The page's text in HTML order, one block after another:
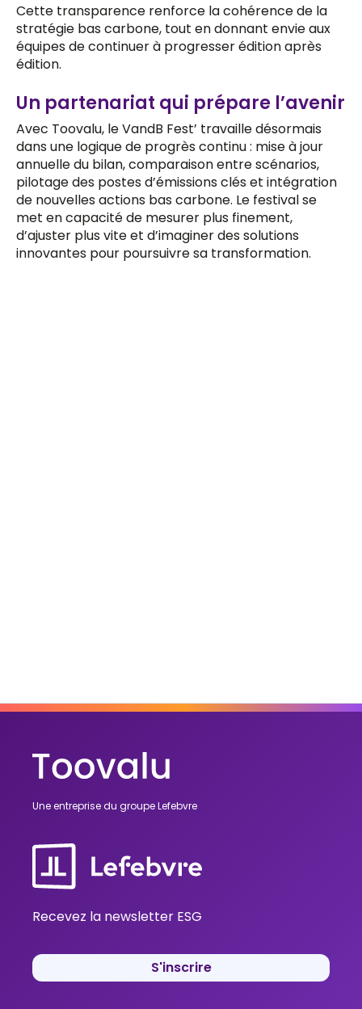
Cette transparence renforce la cohérence de la
stratégie bas carbone, tout en donnant envie aux
équipes de continuer à progresser édition après
édition.
Un partenariat qui prépare l’avenir
Avec Toovalu, le VandB Fest’ travaille désormais
dans une logique de progrès continu : mise à jour
annuelle du bilan, comparaison entre scénarios,
pilotage des postes d’émissions clés et intégration
de nouvelles actions bas carbone. Le festival se
met en capacité de mesurer plus finement,
d’ajuster plus vite et d’imaginer des solutions
innovantes pour poursuivre sa transformation.
Une entreprise du groupe Lefebvre
Recevez la newsletter ESG
S'inscrire